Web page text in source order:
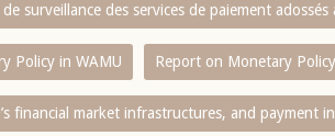
surveillance des services de paiement
Policy in WAMU Report on Monetary
financial market infrastructures, and payment